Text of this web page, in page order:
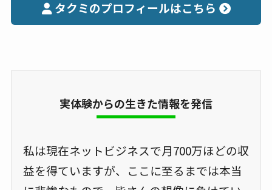
タクミのプロフィールはこちら
実体験からの生きた情報を発信
私は現在ネットビジネスで月700万ほどの収
益を得ていますが、ここに至るまでは本当